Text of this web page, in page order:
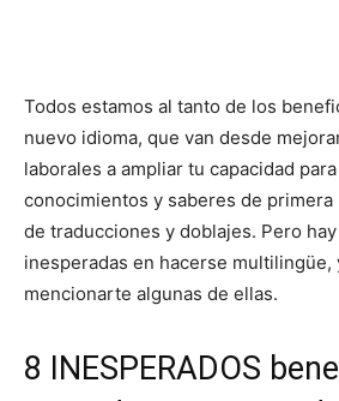
Todos estamos al tanto de los
nuevo idioma, que van desde
laborales a ampliar tu capacidad
conocimientos y saberes de primera
de traducciones y doblajes. Pero
inesperadas en hacerse multilingüe,
mencionarte algunas de ellas.
8 INESPERADOS